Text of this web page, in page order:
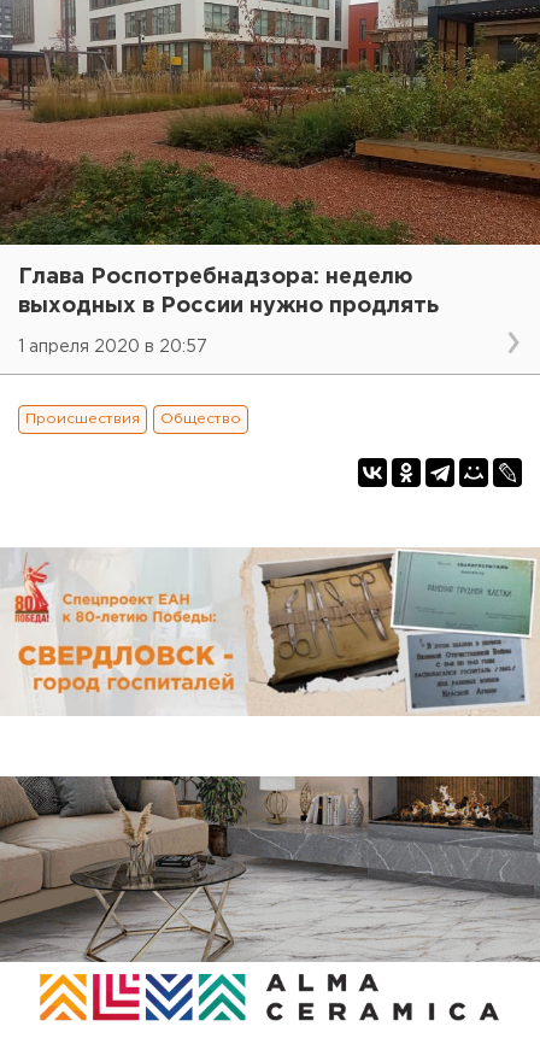
Глава Роспотребнадзора: неделю
выходных в России нужно продлять
1 апреля 2020 в 20:57
Происшествия Общество